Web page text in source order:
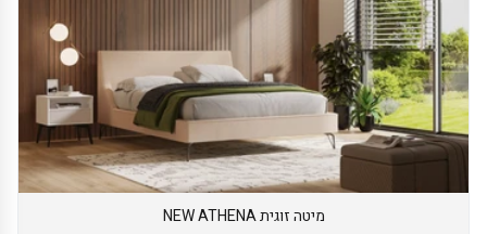
מיטה זוגית NEW ATHENA